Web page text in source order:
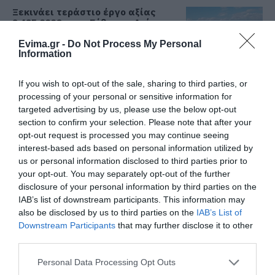
Evima.gr - Do Not Process My Personal
Information
If you wish to opt-out of the sale, sharing to third parties, or
processing of your personal or sensitive information for
targeted advertising by us, please use the below opt-out
section to confirm your selection. Please note that after your
opt-out request is processed you may continue seeing
interest-based ads based on personal information utilized by
us or personal information disclosed to third parties prior to
your opt-out. You may separately opt-out of the further
disclosure of your personal information by third parties on the
IAB’s list of downstream participants. This information may
also be disclosed by us to third parties on the IAB’s List of
Downstream Participants that may further disclose it to other
Please note that this website/app uses one or more Google
Personal Data Processing Opt Outs
Ξεκινάει τεράστιο έργο αξίας
2.425.000€ στην Εύβοια – Δείτε
06.08.2026 | 19:20
της Ευρώπης κατασκευάζεται
στην Ελλάδα – Πού θα γίνει
06.08.2026 | 19:00
Συγκίνηση στην Εύβοια: Νέοι από
τη Ρουμανία συνόδευσαν την Ιερή
Εικόνα
06.08.2026 | 18:40
Έπαθε ηλεκτροπληξία ενώ έκλεβε
καλώδια – Οι συνεργοί του τον
εγκατέλειψαν
06.08.2026 | 18:20
Όλες οι τελευταίες ειδήσεις
ΠΕΡΙΣΣΟΤΕΡΑ ΑΠΟ ΕΙΔΗΣΕΙΣ ΕΥΒΟΙΑ